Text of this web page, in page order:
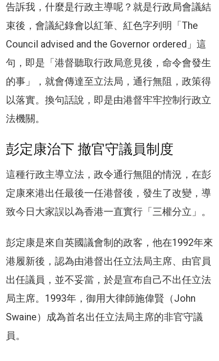
告訴我，什麼是行政主導呢？就是行政局會議結
束後，會議紀錄會以紅筆、紅色字列明「The
Council advised and the Governor ordered」這
句，即是「港督聽取行政局意見後，命令會發生
的事」，就會傳達至立法局，通行無阻，政策得
以落實。換句話說，即是由港督牢牢控制行政立
法機關。
彭定康治下 撤官守議員制度
這種行政主導立法，政令通行無阻的情況，在彭
定康來港出任最後一任港督後，發生了改變，導
致今日大家誤以為香港一直實行「三權分立」。
彭定康是來自英國議會制的政客，他在1992年來
港履新後，認為由港督出任立法局主席、由官員
出任議員，並不妥當，於是宣布自己不出任立法
局主席。1993年，御用大律師施偉賢（John
Swaine）成為首名出任立法局主席的非官守議
員。